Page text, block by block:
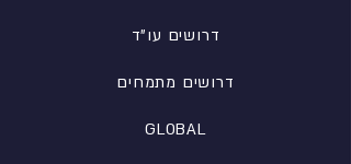
דרושים עו"ד
דרושים מתמחים
GLOBAL